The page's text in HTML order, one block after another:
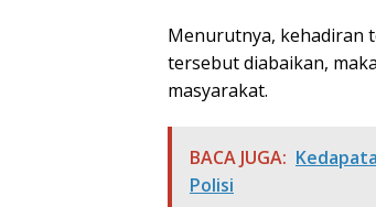
Menurutnya, kehadiran
tersebut diabaikan,
masyarakat.
BACA JUGA:
Polisi